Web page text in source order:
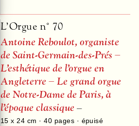
L’Orgue n° 70
Antoine Reboulot, organiste
de Saint-Germain-des-Prés –
L’esthétique de l’orgue en
Angleterre – Le grand orgue
de Notre-Dame de Paris, à
l’époque classique –
15 x 24 cm ·40 pages · épuisé